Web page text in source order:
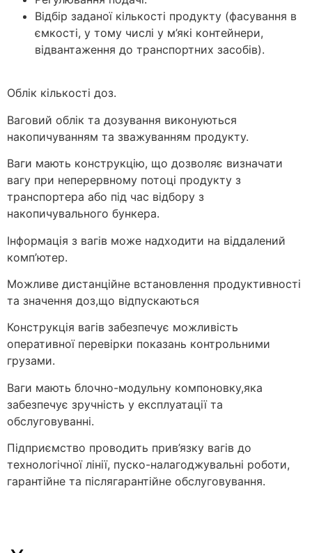
Відбір заданої кількості продукту (фасування в
ємкості, у тому числі у м’які контейнери,
відвантаження до транспортних засобів).
Облік кількості доз.
Ваговий облік та дозування виконуються
накопичуванням та зважуванням продукту.
Ваги мають конструкцію, що дозволяє визначати
вагу при неперервному потоці продукту з
транспортера або під час відбору з
накопичувального бункера.
Інформація з вагів може надходити на віддалений
комп’ютер.
Можливе дистанційне встановлення продуктивності
та значення доз,що відпускаються
Конструкція вагів забезпечує можливість
оперативної перевірки показань контрольними
грузами.
Ваги мають блочно-модульну компоновку,яка
забезпечує зручність у експлуатації та
обслуговуванні.
Підприємство проводить прив’язку вагів до
технологічної лінії, пуско-налагоджувальні роботи,
гарантійне та післягарантійне обслуговування.